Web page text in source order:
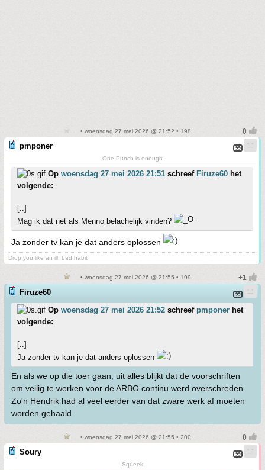
• woensdag 27 mei 2026 @ 21:52 • 198
pmponer
One Punch is enough
Op woensdag 27 mei 2026 21:51 schreef Firuze60 het
volgende:
[..]
Mag ik dat net als Menno belachelijk vinden?
Ja zonder tv kan je dat anders oplossen
Drop you like an ill, bad habit
• woensdag 27 mei 2026 @ 21:55 • 199
Firuze60
Op woensdag 27 mei 2026 21:52 schreef pmponer het
volgende:
[..]
Ja zonder tv kan je dat anders oplossen
En als we op die toer gaan, uit alles blijkt dat de voorschriften
om veilig te werken voor de ARBO continu werd overschreden.
Zo'n Hendrik had al veel eerder van dat zware werk af moeten
worden gehaald.
• woensdag 27 mei 2026 @ 21:55 • 200
Soury
Squeek